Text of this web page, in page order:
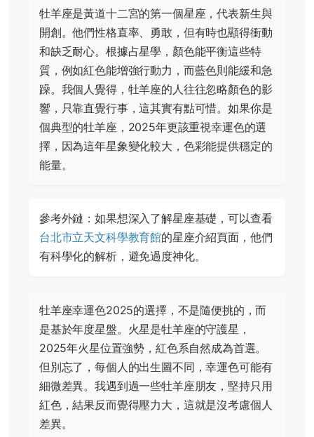
牡羊座是黃道十二宮的第一個星座，代表新生與
開創。他們性格直率、勇敢，但有時也顯得衝動
和缺乏耐心。根據占星學，顏色能平衡這些特
質，例如紅色能增強行動力，而藍色則能緩和急
躁。我個人覺得，牡羊座的人往往忽略顏色的影
響，只靠直覺行事，這其實有點可惜。如果你是
個典型的牡羊座，2025年更該重視幸運色的選
擇，因為這年星象變化較大，色彩能提供穩定的
能量。
參考外鏈：如果想深入了解星座基礎，可以查看
台北市立天文科學教育館的星座介紹頁面，他們
有科學化的解析，避免過度神化。
牡羊座幸運色2025的選擇，不是隨便挑的，而
是基於年度星盤。火星是牡羊座的守護星，
2025年火星位置強勢，紅色系自然成為首選。
但別忘了，每個人的出生圖不同，幸運色可能有
細微差異。我遇到過一些牡羊座朋友，堅持只用
紅色，結果反而覺得壓力大，這就是沒考慮個人
差異。